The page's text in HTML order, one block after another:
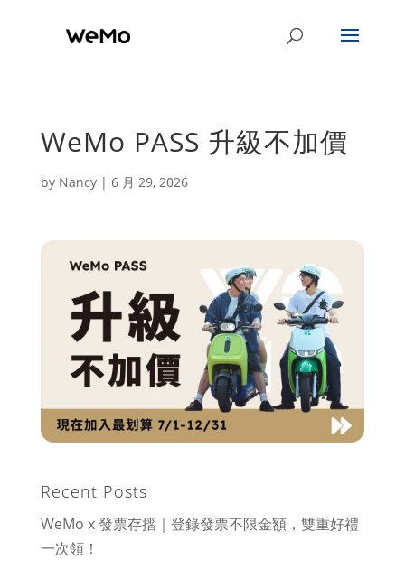
WeMo PASS 升級不加價
by Nancy| 6 月 29, 2026
Recent Posts
WeMo x 發票存摺｜登錄發票不限金額，雙重好禮
一次領！